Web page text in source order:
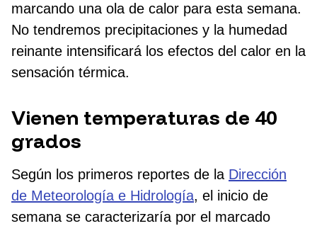
marcando una ola de calor para esta semana.
No tendremos precipitaciones y la humedad
reinante intensificará los efectos del calor en la
sensación térmica.
Vienen temperaturas de 40
grados
Según los primeros reportes de la Dirección
de Meteorología e Hidrología, el inicio de
semana se caracterizaría por el marcado